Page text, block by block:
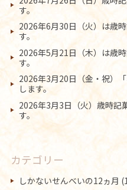
す。
2026年6月30日（火）は歳
す。
2026年5月21日（木）は歳
す。
2026年3月20日（金・祝）
します。
2026年3月3日（火）歳時記
す。
カテゴリー
しかないせんべいの12ヵ月